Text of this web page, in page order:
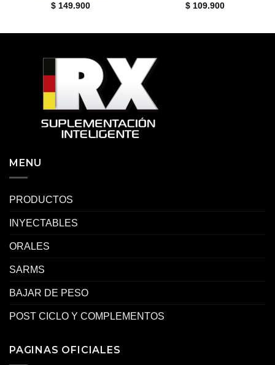
$149.900
$109.900
MENU
PRODUCTOS
INYECTABLES
ORALES
SARMS
BAJAR DE PESO
POST CICLO Y COMPLEMENTOS
PAGINAS OFICIALES